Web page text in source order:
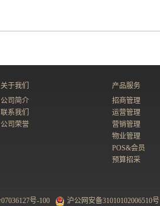
关于我们
公司简介
联系我们
公司荣誉
产品服务
招商管理
运营管理
营销管理
物业管理
POS&会员
预算招采
号-100 沪公网安备31010102006510号